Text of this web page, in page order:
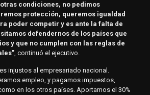
condiciones, no pedimos
protección, queremos igualdad
poder competir y es ante la falta de
defendernos de los países que
y que no cumplen con las reglas de
, continuó el ejecutivo.
injustos al empresariado nacional.
empleo, y pagamos impuestos,
en los otros países. Aportamos el 30%